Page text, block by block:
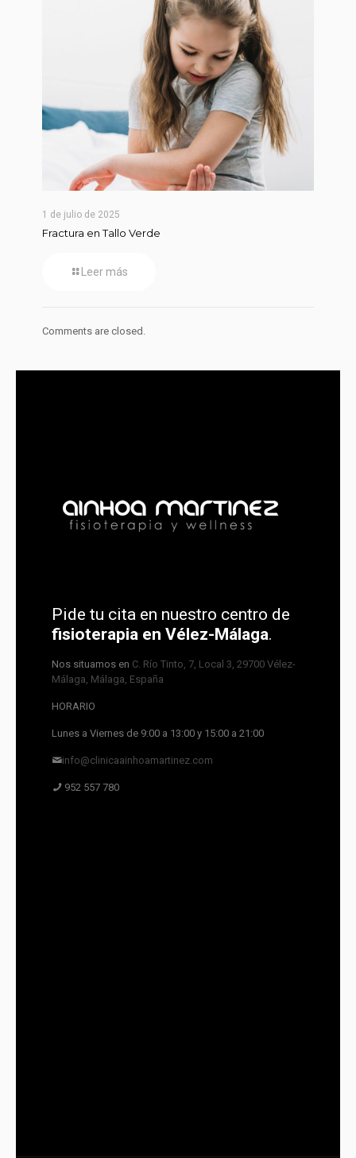
1 de julio de 2025
Fractura en Tallo Verde
Leer más
Comments are closed.
Pide tu cita en nuestro centro de
fisioterapia en Vélez-Málaga.
Nos situamos en C. Río Tinto, 7, Local 3, 29700 Vélez-
Málaga, Málaga, España
HORARIO
Lunes a Viernes de 9:00 a 13:00 y 15:00 a 21:00
info@clinicaainhoamartinez.com
952 557 780